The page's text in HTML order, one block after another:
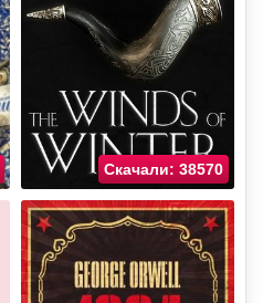
Скачали: 38570